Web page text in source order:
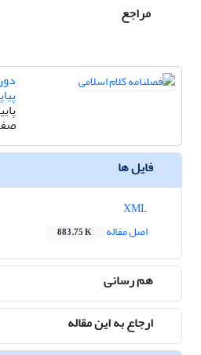
مراجع
فایل ها
اصل مقاله
883.75 K
هم رسانی
ارجاع به این مقاله